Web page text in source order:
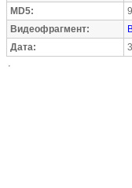
MD5:
Видеофрагмент:
Дата: